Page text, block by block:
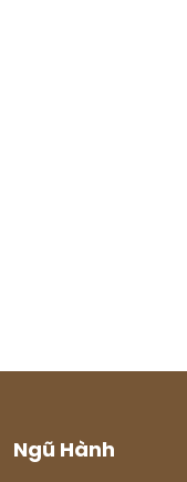
Ngũ Hành